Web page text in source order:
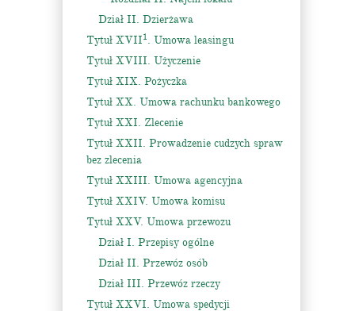
Dział II. Dzierżawa
Tytuł XVII1. Umowa leasingu
Tytuł XVIII. Użyczenie
Tytuł XIX. Pożyczka
Tytuł XX. Umowa rachunku bankowego
Tytuł XXI. Zlecenie
Tytuł XXII. Prowadzenie cudzych spraw
bez zlecenia
Tytuł XXIII. Umowa agencyjna
Tytuł XXIV. Umowa komisu
Tytuł XXV. Umowa przewozu
Dział I. Przepisy ogólne
Dział II. Przewóz osób
Dział III. Przewóz rzeczy
Tytuł XXVI. Umowa spedycji